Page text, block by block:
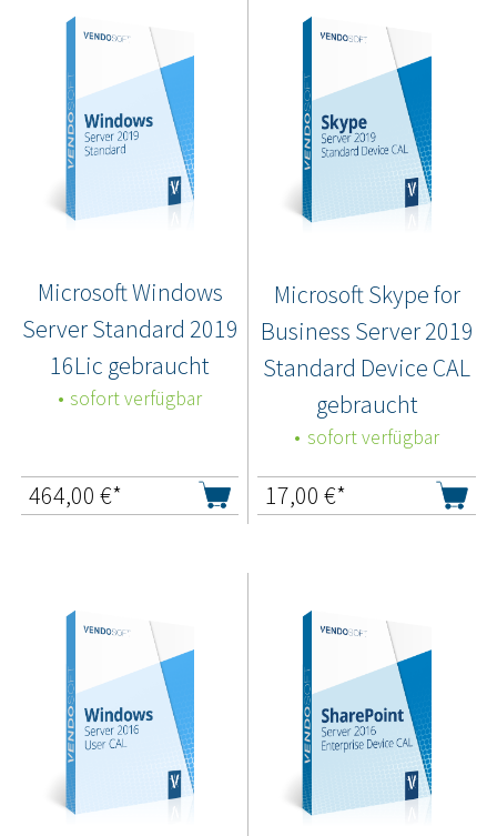
Microsoft Windows
Server Standard 2019
16Lic gebraucht
sofort verfügbar
464,00 €*
Microsoft Skype for
Business Server 2019
Standard Device CAL
gebraucht
sofort verfügbar
17,00 €*